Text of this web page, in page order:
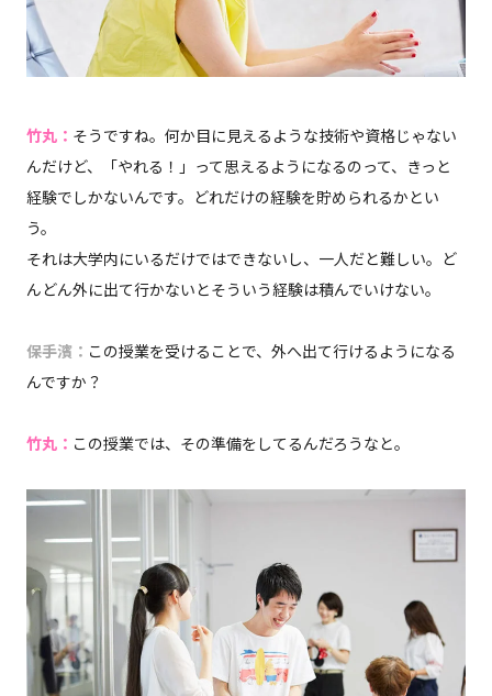
竹丸： そうですね。何か目に見えるような技術や資格じゃない
んだけど、「やれる！」って思えるようになるのって、きっと
経験でしかないんです。どれだけの経験を貯められるかとい
う。
それは大学内にいるだけではできないし、一人だと難しい。ど
んどん外に出て行かないとそういう経験は積んでいけない。
保手濱： この授業を受けることで、外へ出て行けるようになる
んですか？
竹丸： この授業では、その準備をしてるんだろうなと。